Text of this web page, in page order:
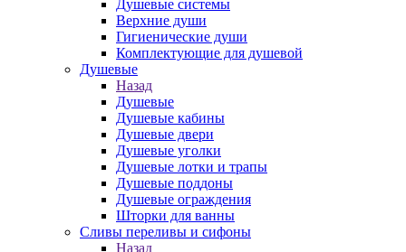
Душевые системы
Верхние души
Гигиенические души
Комплектующие для душевой
Душевые
Назад
Душевые
Душевые кабины
Душевые двери
Душевые уголки
Душевые лотки и трапы
Душевые поддоны
Душевые ограждения
Шторки для ванны
Сливы переливы и сифоны
Назад